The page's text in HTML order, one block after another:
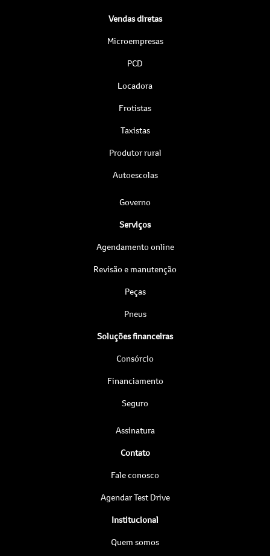
Vendas diretas
Microempresas
PCD
Locadora
Frotistas
Taxistas
Produtor rural
Autoescolas
Governo
Serviços
Agendamento online
Revisão e manutenção
Peças
Pneus
Soluções financeiras
Consórcio
Financiamento
Seguro
Assinatura
Contato
Fale conosco
Agendar Test Drive
Institucional
Quem somos